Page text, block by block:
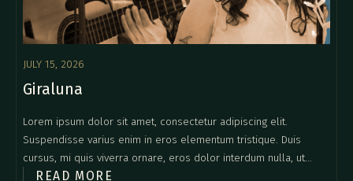
JULY 15, 2026
Giraluna
Lorem ipsum dolor sit amet, consectetur adipiscing elit.
Suspendisse varius enim in eros elementum tristique. Duis
cursus, mi quis viverra ornare, eros dolor interdum nulla, ut
commodo diam libero vitae erat. Aenean faucibus nibh et justo
READ MORE